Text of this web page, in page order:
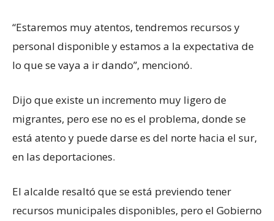
“Estaremos muy atentos, tendremos recursos y
personal disponible y estamos a la expectativa de
lo que se vaya a ir dando”, mencionó.
Dijo que existe un incremento muy ligero de
migrantes, pero ese no es el problema, donde se
está atento y puede darse es del norte hacia el sur,
en las deportaciones.
El alcalde resaltó que se está previendo tener
recursos municipales disponibles, pero el Gobierno